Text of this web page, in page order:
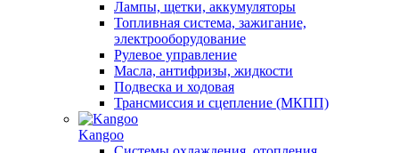
Лампы, щетки, аккумуляторы
Топливная система, зажигание,
электрооборудование
Рулевое управление
Масла, антифризы, жидкости
Подвеска и ходовая
Трансмиссия и сцепление (МКПП)
Kangoo